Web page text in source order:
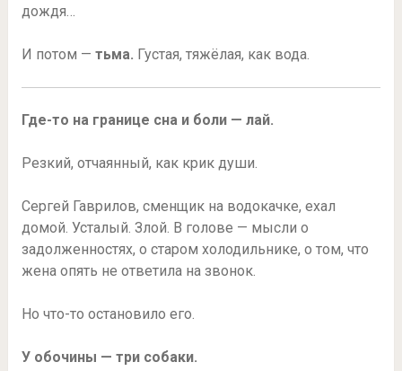
дождя…
И потом — тьма. Густая, тяжёлая, как вода.
Где-то на границе сна и боли — лай.
Резкий, отчаянный, как крик души.
Сергей Гаврилов, сменщик на водокачке, ехал
домой. Усталый. Злой. В голове — мысли о
задолженностях, о старом холодильнике, о том, что
жена опять не ответила на звонок.
Но что-то остановило его.
У обочины — три собаки.